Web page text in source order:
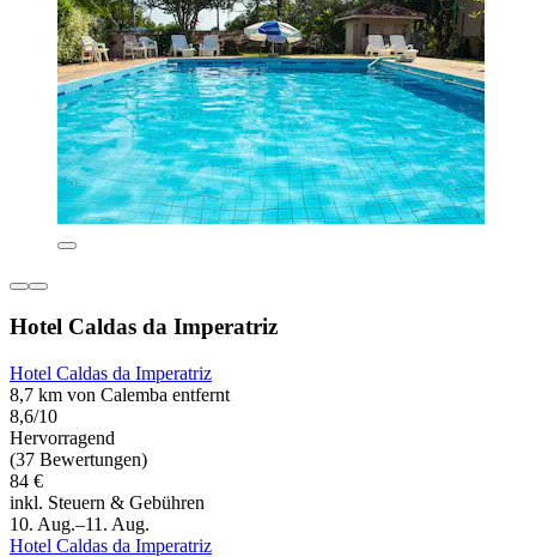
Hotel Caldas da Imperatriz
Hotel Caldas da Imperatriz
8,7 km von Calemba entfernt
8,6/10
Hervorragend
(37 Bewertungen)
84 €
inkl. Steuern & Gebühren
10. Aug.–11. Aug.
Hotel Caldas da Imperatriz